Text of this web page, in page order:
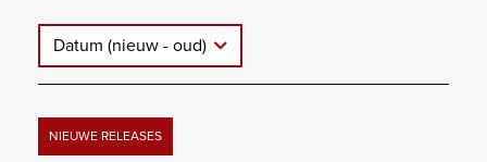
Datum (nieuw - oud)
NIEUWE RELEASES